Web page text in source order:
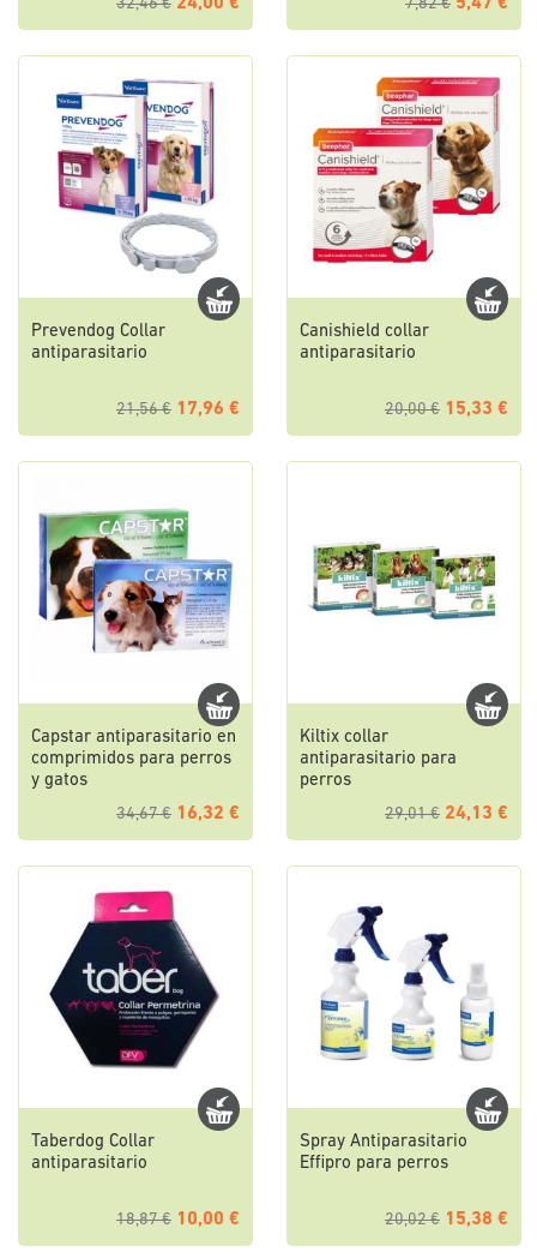
32,46 € 7,82 €
Prevendog Collar
antiparasitario
21,56 € 17,96 €
Canishield collar
antiparasitario
20,00 € 15,33 €
Capstar antiparasitario en
comprimidos para perros
y gatos
34,67 € 16,32 €
Kiltix collar
antiparasitario para
perros
29,01 € 24,13 €
Taberdog Collar
antiparasitario
18,87 € 10,00 €
Spray Antiparasitario
Effipro para perros
20,02 € 15,38 €